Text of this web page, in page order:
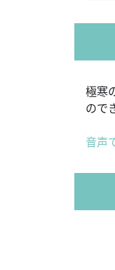
極寒
ので
音声